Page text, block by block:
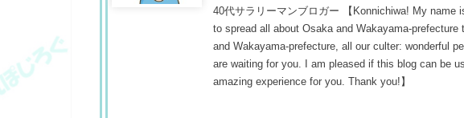
40代サラリーマンブロガー 【Konnichiwa! My
to spread all about Osaka and Wakayama-
and Wakayama-prefecture, all our culter: wonderful
are waiting for you. I am pleased if this blog can be
amazing experience for you. Thank you!】